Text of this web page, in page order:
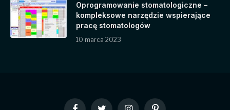
Oprogramowanie stomatologiczne –
kompleksowe narzędzie wspierające
pracę stomatologów
10 marca 2023